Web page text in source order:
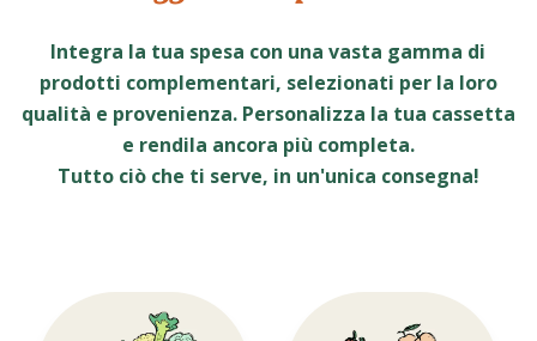
Integra la tua spesa con una vasta gamma di
prodotti complementari, selezionati per la loro
qualità e provenienza. Personalizza la tua cassetta
e rendila ancora più completa.
Tutto ciò che ti serve, in un'unica consegna!